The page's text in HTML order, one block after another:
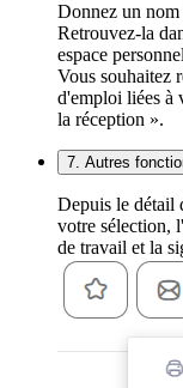
Donnez un nom
Retrouvez-la
espace
Vous souhaitez
d'emploi liées à
la réception ».
7. Autres
Depuis le détail
votre sélection,
de travail et la